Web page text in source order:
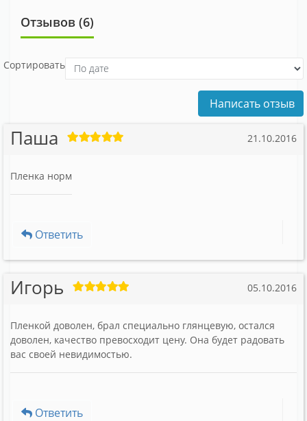
Отзывов (6)
Сортировать
Написать отзыв
Паша 21.10.2016
Пленка норм
Ответить
Игорь 05.10.2016
Пленкой доволен, брал специально глянцевую, остался
доволен, качество превосходит цену. Она будет радовать
вас своей невидимостью.
Ответить